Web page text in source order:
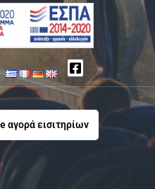
αγορά εισιτηρίων